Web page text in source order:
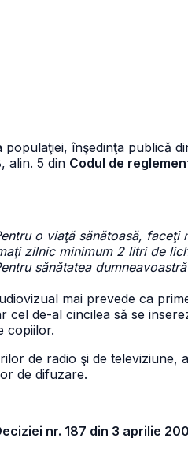
înşedinţa publică
alin. 5 din Codul de
o viaţă sănătoasă, faceţi
zilnic minimum 2 litri de
sănătatea
mai prevede ca
cel de-al cincilea să se
copiilor.
de radio şi de televiziune,
de difuzare.
nr. 187 din 3 aprilie